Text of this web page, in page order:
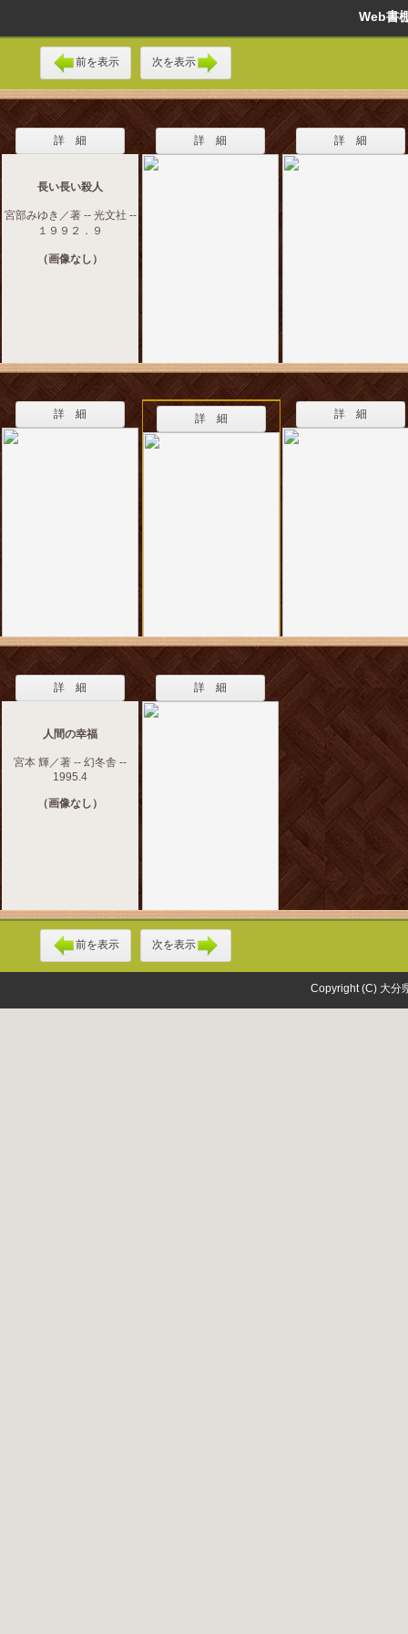
Web
前を表示 次を表示
詳 細
長い長い殺人
宮部みゆき／著 -- 光文社 --
１９９２．９
（画像なし）
詳 細 詳 細
詳 細 詳 細 詳 細
詳 細
人間の幸福
宮本 輝／著 -- 幻冬舎 --
1995.4
（画像なし）
詳 細
前を表示 次を表示
Copyright (C) 大分